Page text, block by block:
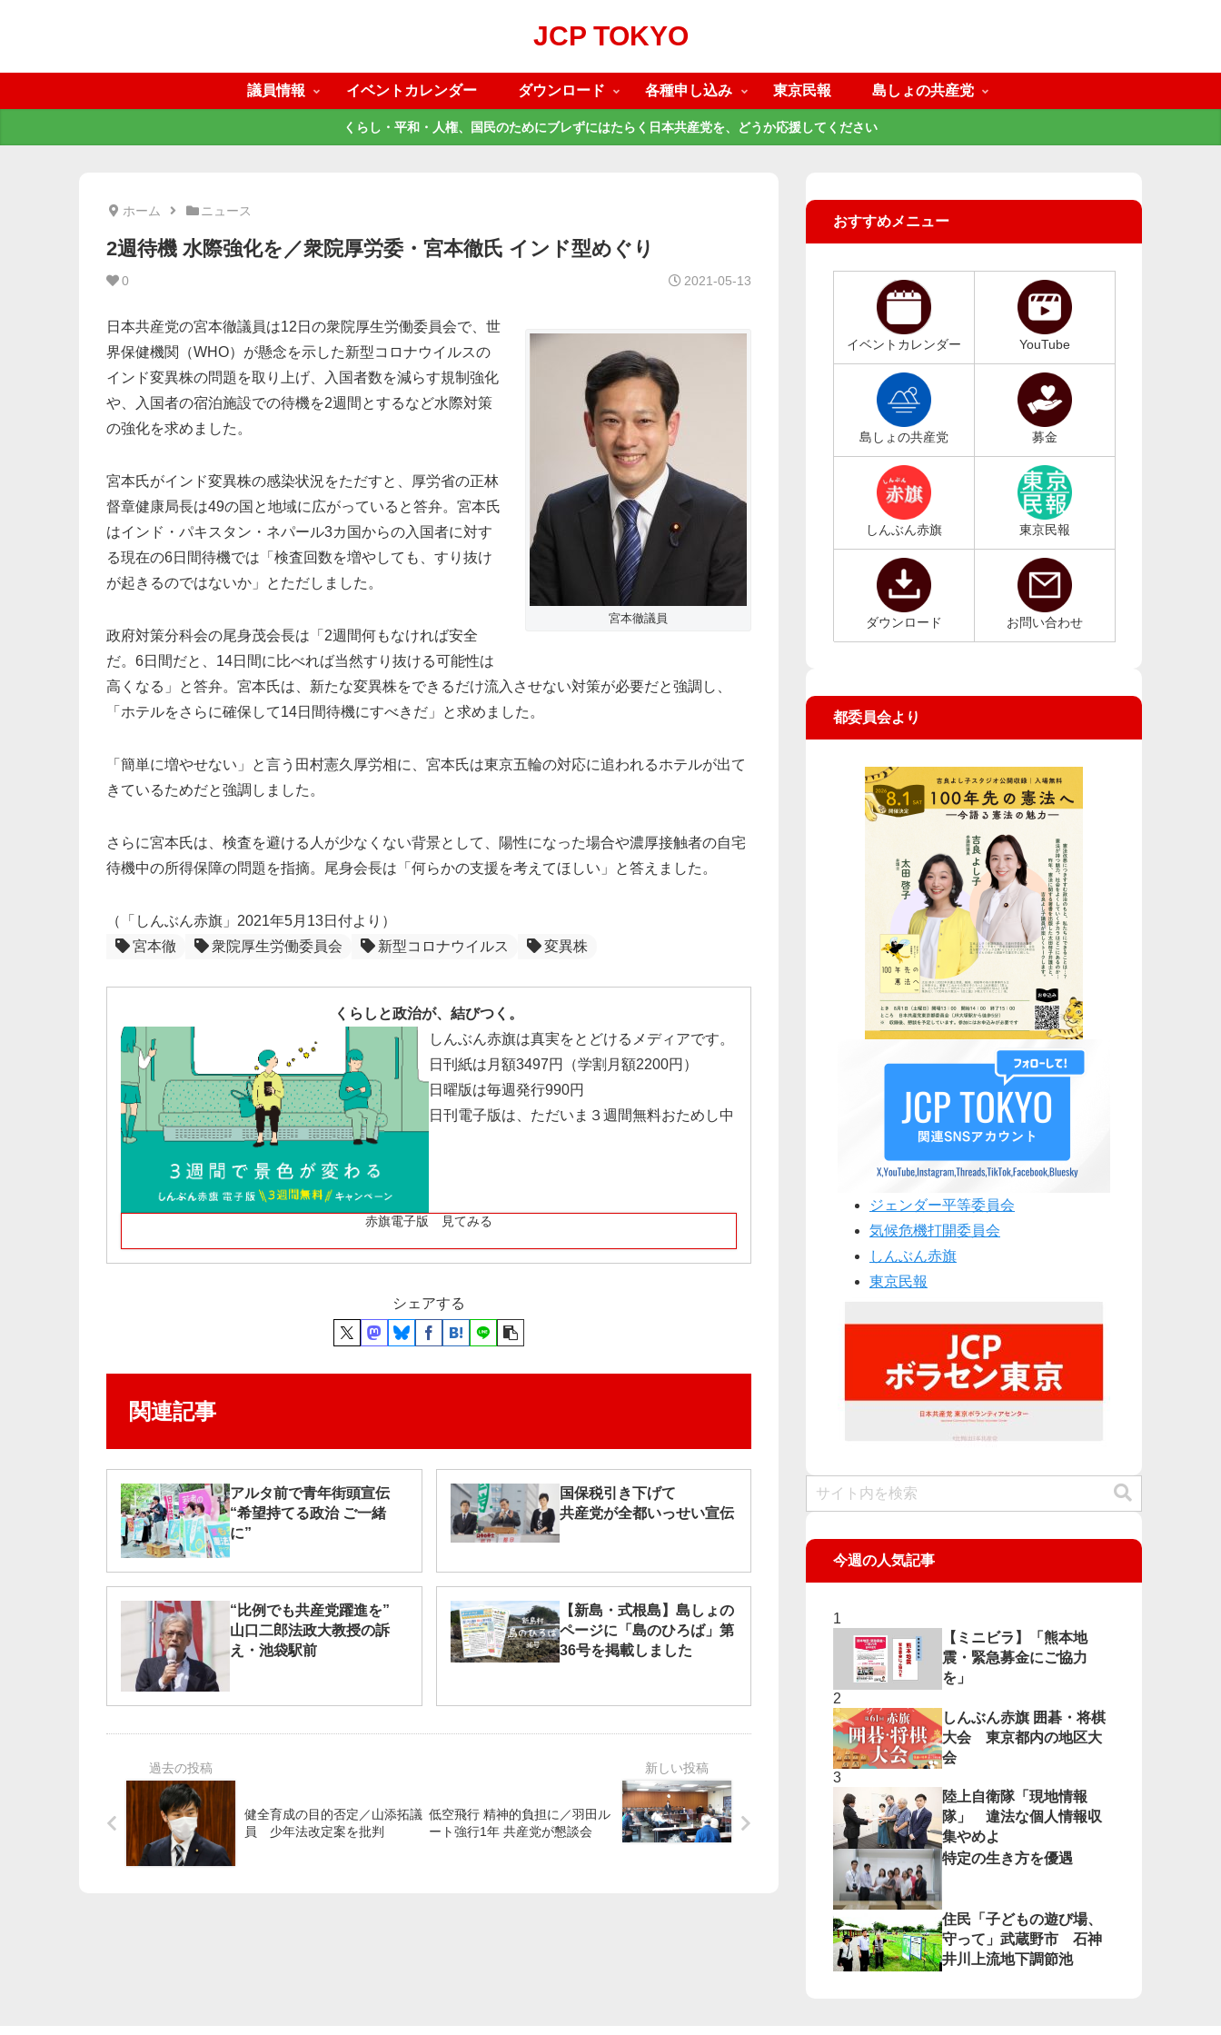
JCP TOKYO
議員情報 イベントカレンダー ダウンロード 各種申し込み 東京民報 島しょの共産党
くらし・平和・人権、国民のためにブレずにはたらく日本共産党を、どうか応援してください
ホーム ニュース
2週待機 水際強化を／衆院厚労委・宮本徹氏 インド型めぐり
0 2021-05-13
宮本徹議員
日本共産党の宮本徹議員は12日の衆院厚生労働委員会で、世
界保健機関（WHO）が懸念を示した新型コロナウイルスの
インド変異株の問題を取り上げ、入国者数を減らす規制強化
や、入国者の宿泊施設での待機を2週間とするなど水際対策
の強化を求めました。
宮本氏がインド変異株の感染状況をただすと、厚労省の正林
督章健康局長は49の国と地域に広がっていると答弁。宮本氏
はインド・パキスタン・ネパール3カ国からの入国者に対す
る現在の6日間待機では「検査回数を増やしても、すり抜け
が起きるのではないか」とただしました。
政府対策分科会の尾身茂会長は「2週間何もなければ安全
だ。6日間だと、14日間に比べれば当然すり抜ける可能性は
高くなる」と答弁。宮本氏は、新たな変異株をできるだけ流入させない対策が必要だと強調し、
「ホテルをさらに確保して14日間待機にすべきだ」と求めました。
「簡単に増やせない」と言う田村憲久厚労相に、宮本氏は東京五輪の対応に追われるホテルが出て
きているためだと強調しました。
さらに宮本氏は、検査を避ける人が少なくない背景として、陽性になった場合や濃厚接触者の自宅
待機中の所得保障の問題を指摘。尾身会長は「何らかの支援を考えてほしい」と答えました。
（「しんぶん赤旗」2021年5月13日付より）
宮本徹
衆院厚生労働委員会 新型コロナウイルス 変異株
くらしと政治が、結びつく。
しんぶん赤旗は真実をとどけるメディアです。
日刊紙は月額3497円（学割月額2200円）
日曜版は毎週発行990円
日刊電子版は、ただいま３週間無料おためし中
赤旗電子版 見てみる
シェアする
関連記事
アルタ前で青年街頭宣伝
“希望持てる政治 ご一緒
に”
国保税引き下げて
共産党が全都いっせい宣伝
“比例でも共産党躍進を”
山口二郎法政大教授の訴
え・池袋駅前
【新島・式根島】島しょの
ページに「島のひろば」第
36号を掲載しました
健全育成の目的否定／山添拓議
員 少年法改定案を批判
低空飛行 精神的負担に／羽田ル
ート強行1年 共産党が懇談会
おすすめメニュー
イベントカレンダー YouTube
島しょの共産党 募金
しんぶん赤旗 東京民報
ダウンロード お問い合わせ
都委員会より
ジェンダー平等委員会
気候危機打開委員会
しんぶん赤旗
東京民報
今週の人気記事
【ミニビラ】「熊本地
震・緊急募金にご協力
を」
しんぶん赤旗 囲碁・将棋
大会 東京都内の地区大
会
陸上自衛隊「現地情報
隊」 違法な個人情報収
集やめよ
特定の生き方を優遇
住民「子どもの遊び場、
守って」武蔵野市 石神
井川上流地下調節池